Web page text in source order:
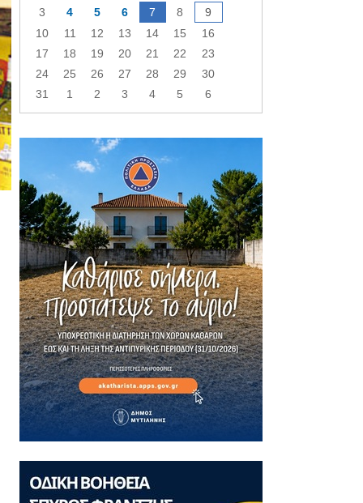
3
4 5 6 7 8
9
10
11 12 13 14 15
16
17
18 19 20 21 22
23
24
25 26 27 28 29
30
31
1 2 3 4 5 6